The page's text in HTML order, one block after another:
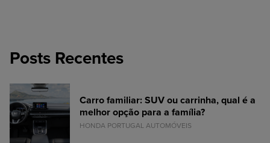
Posts Recentes
Carro familiar: SUV ou carrinha, qual é a
melhor opção para a família?
HONDA PORTUGAL AUTOMÓVEIS